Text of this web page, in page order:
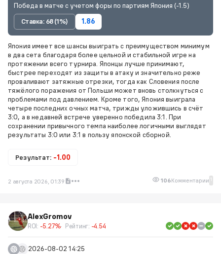
Победа в матче с учетом форы по партиям Япония (-1.5)
Ставка: 68 (1%)
1.86
Япония имеет все шансы выиграть с преимуществом минимум
в два сета благодаря более цельной и стабильной игре на
протяжении всего турнира. Японцы лучше принимают,
быстрее переходят из защиты в атаку и значительно реже
проваливают затяжные отрезки, тогда как Словения после
тяжёлого поражения от Польши может вновь столкнуться с
проблемами под давлением. Кроме того, Япония выиграла
четыре последних очных матча, трижды уложившись в счёт
3:0, а в недавней встрече уверенно победила 3:1. При
сохранении привычного темпа наиболее логичными выглядят
результаты 3:0 или 3:1 в пользу японской сборной.
Результат: -1.00
2 августа 2026, 01:39 106Комментарии 1
AlexGromov
ROI: -5.27% Рейтинг: -4.54
2026-08-02 14:25